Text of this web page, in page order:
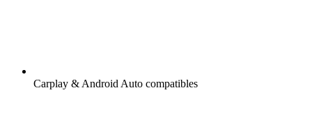
Carplay & Android Auto compatibles